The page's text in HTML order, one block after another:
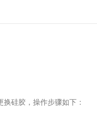
更换硅胶，操作步骤如下：